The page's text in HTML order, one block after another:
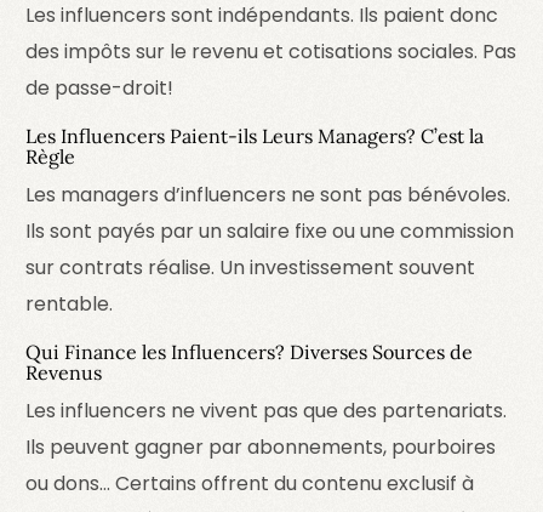
Les influencers sont indépendants. Ils paient donc
des impôts sur le revenu et cotisations sociales. Pas
de passe-droit!
Les Influencers Paient-ils Leurs Managers? C’est la
Règle
Les managers d’influencers ne sont pas bénévoles.
Ils sont payés par un salaire fixe ou une commission
sur contrats réalise. Un investissement souvent
rentable.
Qui Finance les Influencers? Diverses Sources de
Revenus
Les influencers ne vivent pas que des partenariats.
Ils peuvent gagner par abonnements, pourboires
ou dons… Certains offrent du contenu exclusif à